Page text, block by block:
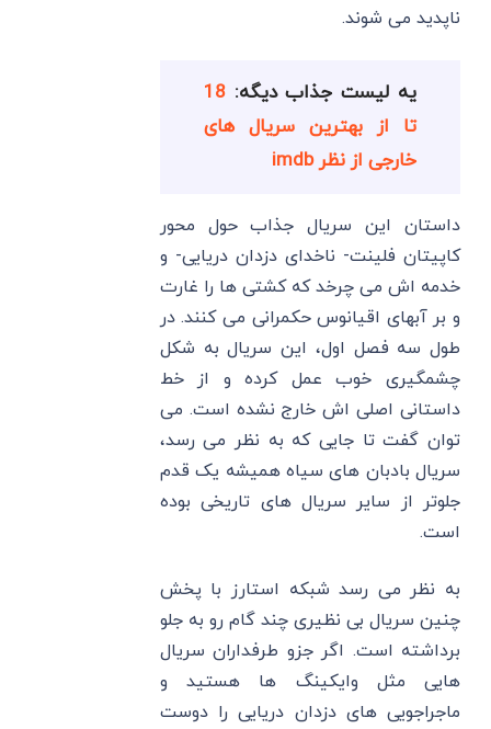
ناپدید می شوند.
یه لیست جذاب دیگه: 18
تا از بهترین سریال های
خارجی از نظر imdb
داستان این سریال جذاب حول محور
کاپیتان فلینت- ناخدای دزدان دریایی- و
خدمه‌ اش می چرخد که کشتی ها را غارت
و بر آبهای اقیانوس حکمرانی می کنند. در
طول سه فصل اول، این سریال به شکل
چشمگیری خوب عمل کرده و از خط
داستانی اصلی اش خارج نشده است. می
توان گفت تا جایی که به نظر می رسد،
سریال بادبان های سیاه همیشه یک قدم
جلوتر از سایر سریال های تاریخی بوده
است.
به نظر می رسد شبکه استارز با پخش
چنین سریال بی نظیری چند گام رو به جلو
برداشته است. اگر جزو طرفداران سریال
هایی مثل وایکینگ ها هستید و
ماجراجویی های دزدان دریایی را دوست